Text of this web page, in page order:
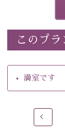
・諏訪大社4社
・館内着をご用
・就寝用パジ
・館内フリー
・駐車場完備
・チェックイ
【お食事】
このプ
満室です